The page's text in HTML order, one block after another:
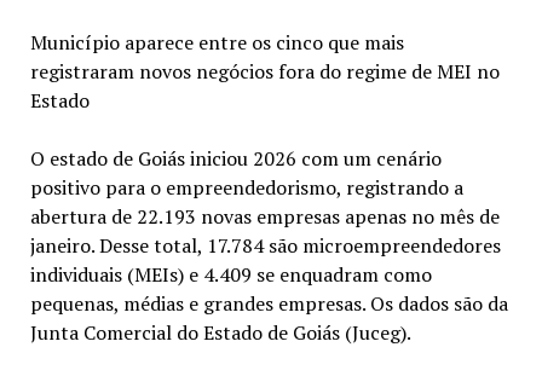
Município aparece entre os cinco que mais
registraram novos negócios fora do regime de MEI no
Estado
O estado de Goiás iniciou 2026 com um cenário
positivo para o empreendedorismo, registrando a
abertura de 22.193 novas empresas apenas no mês de
janeiro. Desse total, 17.784 são microempreendedores
individuais (MEIs) e 4.409 se enquadram como
pequenas, médias e grandes empresas. Os dados são da
Junta Comercial do Estado de Goiás (Juceg).